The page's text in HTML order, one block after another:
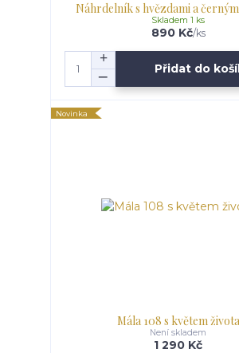
Náhrdelník s hvězdami a
890 Kč/ks
Skladem 1 ks
Přidat do
Novinka
Mála 108 s květem života
1 290 Kč
Není skladem